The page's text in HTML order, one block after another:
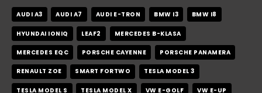
AUDI A3 AUDI A7 AUDI E-TRON BMW I3 BMW I8
HYUNDAI IONIQ LEAF2 MERCEDES B-KLASA
MERCEDES EQC PORSCHE CAYENNE PORSCHE PANAMERA
RENAULT ZOE SMART FORTWO TESLA MODEL 3
TESLA MODEL S TESLA MODEL X VW E-GOLF VW E-UP